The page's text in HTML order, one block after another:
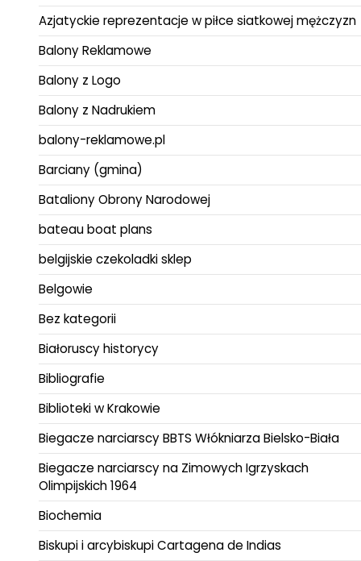
Azjatyckie reprezentacje w piłce siatkowej mężczyzn
Balony Reklamowe
Balony z Logo
Balony z Nadrukiem
balony-reklamowe.pl
Barciany (gmina)
Bataliony Obrony Narodowej
bateau boat plans
belgijskie czekoladki sklep
Belgowie
Bez kategorii
Białoruscy historycy
Bibliografie
Biblioteki w Krakowie
Biegacze narciarscy BBTS Włókniarza Bielsko-Biała
Biegacze narciarscy na Zimowych Igrzyskach
Olimpijskich 1964
Biochemia
Biskupi i arcybiskupi Cartagena de Indias